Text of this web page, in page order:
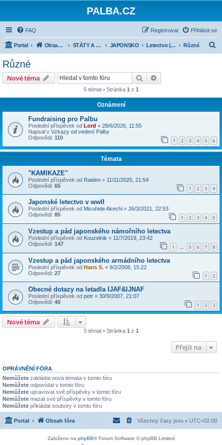
PALBA.CZ
FAQ Přihlásit se
Registrovat
Portal Obsah fóra STÁTY A JEJICH ARMÁDY 1918-1945 JAPONSKO Letectvo (IJA, IJN) Různé
Různé
Nové téma Hledat
5 témat • Stránka 1 z 1
Oznámení
Fundraising pro Palbu
Poslední příspěvek od Lord « 28/6/2026, 11:55
Napsal v Vzkazy od vedení Palby
Odpovědi: 110 1 2 3 4 5 6
Témata
"KAMIKAZE"
Poslední příspěvek od Raiden « 11/11/2025, 21:54
Odpovědi: 65 1 2 3 4
Japonské letectvo v wwII
Poslední příspěvek od Micuhide Akechi « 26/3/2021, 22:53
Odpovědi: 85 1 2 3 4 5
Vzestup a pád japonského námořního letectva
Poslední příspěvek od Kouzelnik « 11/7/2019, 23:42
Odpovědi: 147 1 … 5 6 7 8
Vzestup a pád japonského armádního letectva
Poslední příspěvek od Hans S. « 9/2/2008, 15:22
Odpovědi: 27 1 2
Obecné dotazy na letadla IJAF&IJNAF
Poslední příspěvek od petr « 30/9/2007, 21:07
Odpovědi: 40 1 2 3
Nové téma
5 témat • Stránka 1 z 1
Přejít na
OPRÁVNĚNÍ FÓRA
Nemůžete zakládat nová témata v tomto fóru
Nemůžete odpovídat v tomto fóru
Nemůžete upravovat své příspěvky v tomto fóru
Nemůžete mazat své příspěvky v tomto fóru
Nemůžete přikládat soubory v tomto fóru
Portal Obsah fóra Všechny časy jsou v UTC+02:00
Založeno na phpBB® Forum Software © phpBB Limited